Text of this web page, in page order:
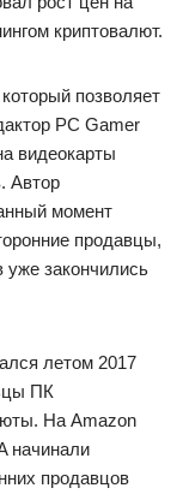
криптовалют.
позволяет
PC Gamer
видеокарты
Автор
момент
продавцы,
уже закончились
летом 2017
ПК
На Amazon
начинали
продавцов